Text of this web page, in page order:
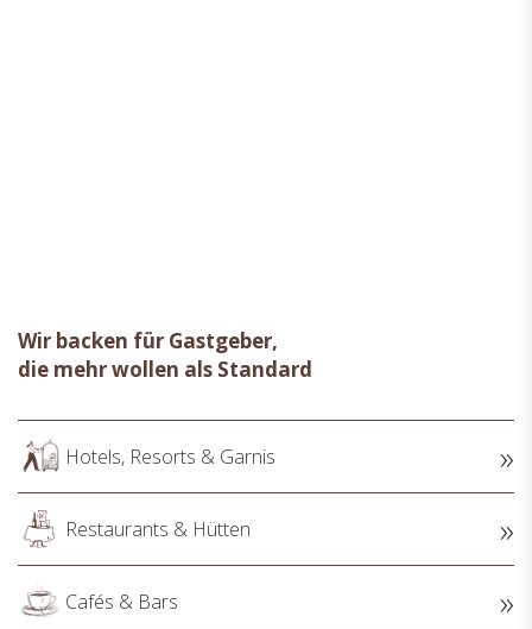
Wir backen für Gastgeber,
die mehr wollen als Standard
Hotels, Resorts & Garnis
Restaurants & Hütten
Cafés & Bars